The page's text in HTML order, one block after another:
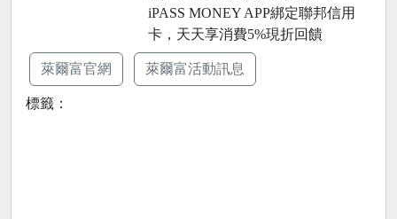
iPASS MONEY APP綁定聯邦信用
卡，天天享消費5%現折回饋
萊爾富官網 萊爾富活動訊息
標籤：